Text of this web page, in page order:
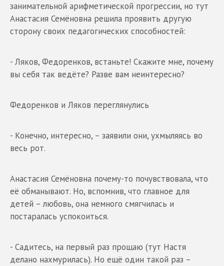
занимательной арифметической прогрессии, но тут
Анастасия Семёновна решила проявить другую
сторону своих педагогических способностей:
- Ляков, Федоренков, встаньте! Скажите мне, почему
вы себя так ведёте? Разве вам неинтересно?
Федоренков и Ляков переглянулись
- Конечно, интересно, – заявили они, ухмыляясь во
весь рот.
Анастасия Семёновна почему-то почувствовала, что
её обманывают. Но, вспомнив, что главное для
детей – любовь, она немного смягчилась и
постаралась успокоиться.
- Садитесь, на первый раз прощаю (тут Настя
делано нахмурилась). Но ещё один такой раз –